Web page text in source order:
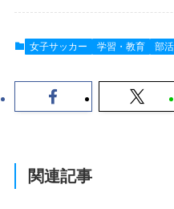
女子サッカー 学習・教育 部
関連記事